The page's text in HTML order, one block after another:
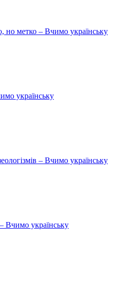
но метко – Вчимо українську
українську
– Вчимо українську
Вчимо українську